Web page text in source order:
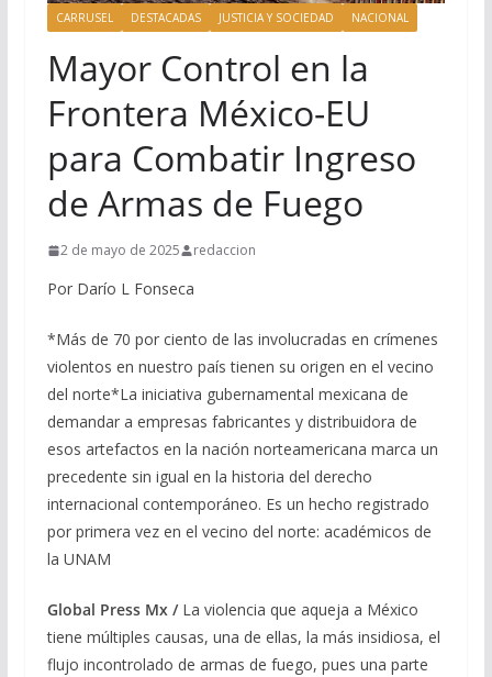
CARRUSEL DESTACADAS JUSTICIA Y SOCIEDAD NACIONAL
Mayor Control en la
Frontera México-EU
para Combatir Ingreso
de Armas de Fuego
2 de mayo de 2025 redaccion
Por Darío L Fonseca
*Más de 70 por ciento de las involucradas en crímenes
violentos en nuestro país tienen su origen en el vecino
del norte*La iniciativa gubernamental mexicana de
demandar a empresas fabricantes y distribuidora de
esos artefactos en la nación norteamericana marca un
precedente sin igual en la historia del derecho
internacional contemporáneo. Es un hecho registrado
por primera vez en el vecino del norte: académicos de
la UNAM
Global Press Mx / La violencia que aqueja a México
tiene múltiples causas, una de ellas, la más insidiosa, el
flujo incontrolado de armas de fuego, pues una parte